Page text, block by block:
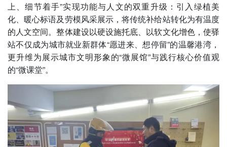
上、细节着手”实现功能与人文的双重升级：引入绿植美
化、暖心标语及劳模风采展示，将传统补给站转化为有温度
的人文空间。整体建设以硬设施托底、以软文化增色，使驿
站不仅成为城市就业新群体“愿进来、想停留”的温馨港湾，
更升维为展示城市文明形象的“微展馆”与践行核心价值观
的“微课堂”。